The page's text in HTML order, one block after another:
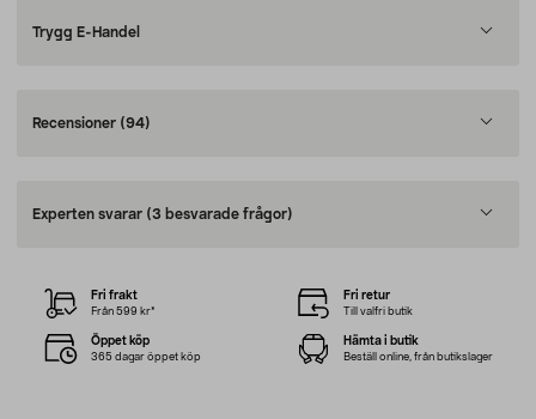
Trygg E-Handel
Recensioner (94)
Experten svarar (3 besvarade frågor)
Fri frakt
Från 599 kr*
Fri retur
Till valfri butik
Öppet köp
365 dagar öppet köp
Hämta i butik
Beställ online, från butikslager